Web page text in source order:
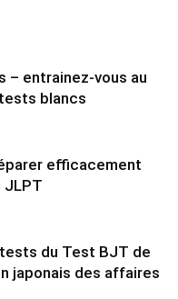
– entrainez-vous au
blancs
efficacement
JLPT
du Test BJT de
japonais des affaires